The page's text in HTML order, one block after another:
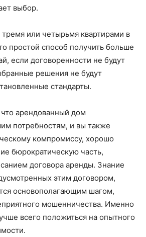
выбор.
или четырьмя квартирами в
простой способ получить больше
если договоренности не будут
решения не будут
стандарты.
арендованный дом
потребностям, и вы также
компромиссу, хорошо
бюрократическую часть,
договора аренды. Знание
этим договором,
основополагающим шагом,
мошенничества. Именно
всего положиться на опытного